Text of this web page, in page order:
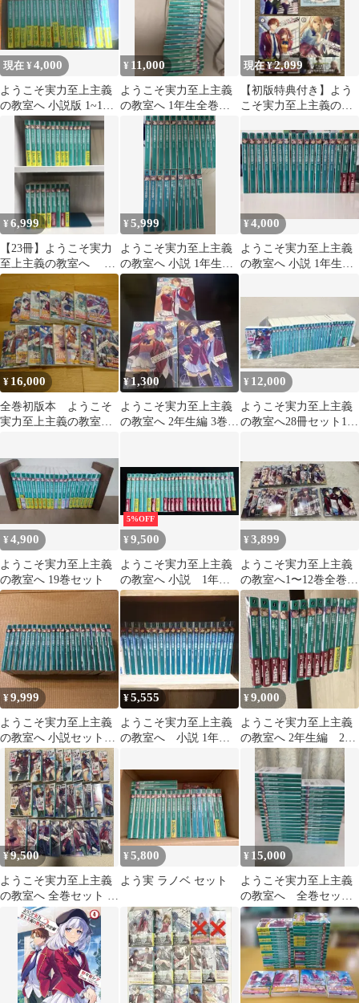
現在 ¥4,000
ようこそ実力至上主義
の教室へ 小説版 1~11.5
巻＋2年生編1巻セット
¥ 11,000
ようこそ実力至上主義
の教室へ 1年生全巻、2
年生編10巻まで
現在 ¥2,099
【初版特典付き】よう
こそ実力至上主義の教
Stage
¥6,999
【23冊】ようこそ実力
至上主義の教室へ 1
年生編全巻 2年生編
1〜8巻
¥5,999
ようこそ実力至上主義
の教室へ 小説 1年生編
全巻＋2年生編1-6巻セ
¥4,000
ようこそ実力至上主義
の教室へ 小説 1年生編
¥ 16,000
全巻初版本 ようこそ
実力至上主義の教室へ
¥1,300
ようこそ実力至上主義
の教室へ 2年生編 3巻セ
¥ 12,000
ようこそ実力至上主義
の教室へ28冊セット1年
¥4,900
ようこそ実力至上主義
の教室へ 19巻セット
5%OFF
¥9,500
ようこそ実力至上主義
の教室へ 小説 1年生
編全巻 2年生編2〜11
¥3,899
ようこそ実力至上主義
の教室へ￼1〜12巻全巻＋
2年生編1〜2巻＋堀北
1〜2巻全巻
¥9,999
ようこそ実力至上主義
の教室へ 小説セット
一年生編全巻 2年生編
1〜6巻
¥5,555
ようこそ実力至上主義
の教室へ 小説 1年生
4.5巻
¥9,000
ようこそ実力至上主義
の教室へ 2年生編 2〜
12.５巻 1部特典有
¥9,500
ようこそ実力至上主義
の教室へ 全巻セット ラ
イトノベル
¥5,800
よう実 ラノベ セット
¥ 15,000
ようこそ実力至上主義
の教室へ 全巻セッ
ト 全35冊セット